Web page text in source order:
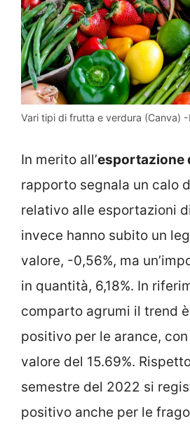
Vari tipi di frutta e verdura (Canva)
In merito all’esportazione
rapporto segnala un calo
relativo alle esportazioni
invece hanno subito un
valore, -0,56%, ma
in quantità, 6,18%. In
comparto agrumi il trend
positivo per le arance,
valore del 15.69%.
semestre del 2022 si
positivo anche per le